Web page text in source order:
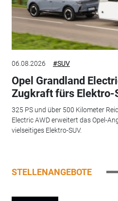
06.08.2026 #SUV
Opel Grandland
Zugkraft fürs Elektro-
325 PS und über 500 Kilometer
Electric AWD erweitert das Opel-
vielseitiges Elektro-SUV.
STELLENANGEBOTE